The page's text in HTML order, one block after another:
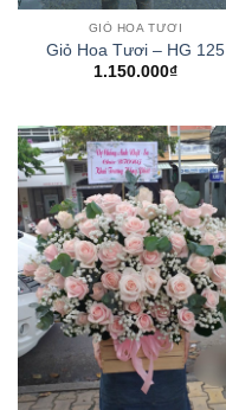
GIỎ HOA TƯƠI
Giỏ Hoa Tươi – HG 125
1.150.000₫